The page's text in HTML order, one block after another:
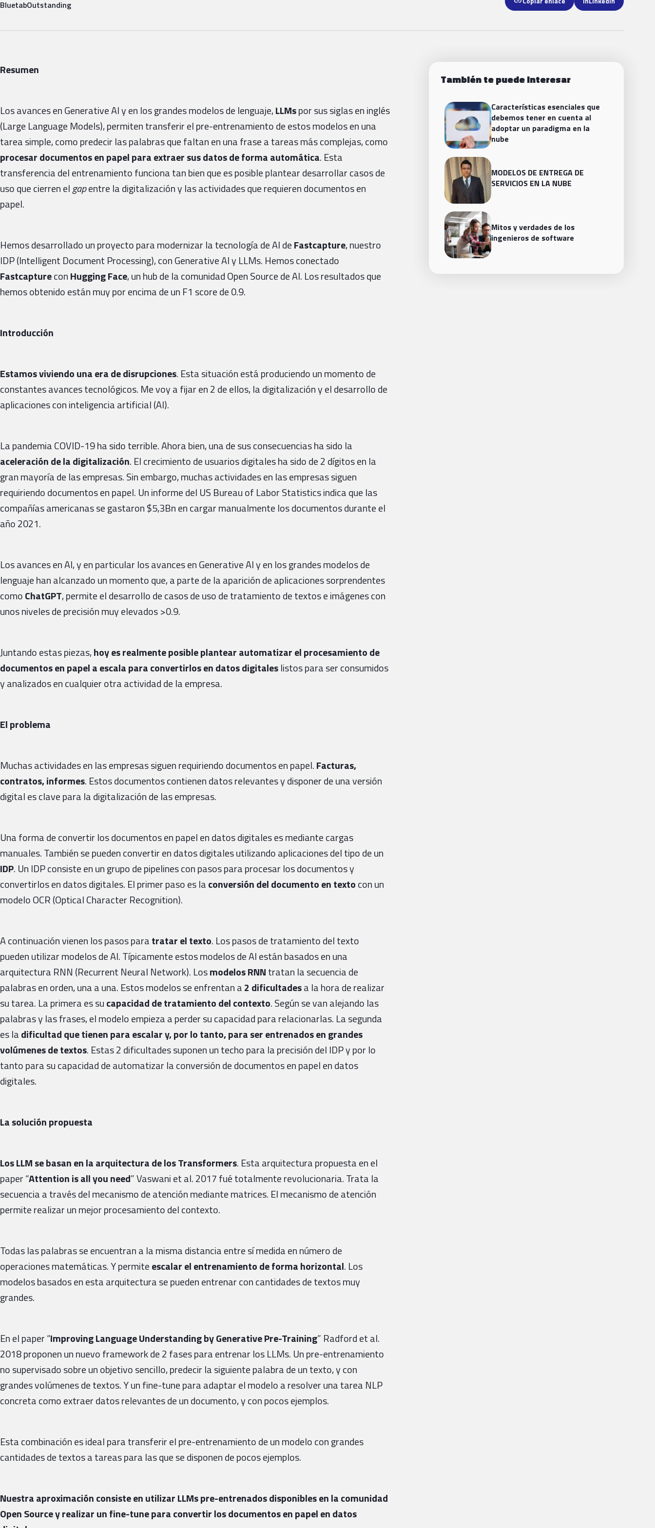
BluetabOutstanding
Resumen
Los avances en Generative AI y en los grandes modelos de lenguaje,LLMspor sus siglas en inglés
(Large Language Models), permiten transferir el pre-entrenamiento de estos modelos en una
tarea simple, como predecir las palabras que faltan en una frase a tareas más complejas, como
procesar documentos en papel para extraer sus datos de forma automática. Esta
transferencia del entrenamiento funciona tan bien que es posible plantear desarrollar casos de
uso que cierren elgapentre la digitalización y las actividades que requieren documentos en
papel.
Hemos desarrollado un proyecto para modernizar la tecnología de AI deFastcapture, nuestro
IDP (Intelligent Document Processing), con Generative AI y LLMs. Hemos conectado
FastcaptureconHugging Face, un hub de la comunidad Open Source de AI. Los resultados que
hemos obtenido están muy por encima de un F1 score de 0.9.
Introducción
Estamos viviendo una era de disrupciones. Esta situación está produciendo un momento de
constantes avances tecnológicos. Me voy a fijar en 2 de ellos, la digitalización y el desarrollo de
aplicaciones con inteligencia artificial (AI).
La pandemia COVID-19 ha sido terrible. Ahora bien, una de sus consecuencias ha sido la
aceleración de la digitalización. El crecimiento de usuarios digitales ha sido de 2 dígitos en la
gran mayoría de las empresas. Sin embargo, muchas actividades en las empresas siguen
requiriendo documentos en papel. Un informe del US Bureau of Labor Statistics indica que las
compañías americanas se gastaron $5,3Bn en cargar manualmente los documentos durante el
año 2021.
Los avances en AI, y en particular los avances en Generative AI y en los grandes modelos de
lenguaje han alcanzado un momento que, a parte de la aparición de aplicaciones sorprendentes
comoChatGPT, permite el desarrollo de casos de uso de tratamiento de textos e imágenes con
unos niveles de precisión muy elevados >0.9.
Juntando estas piezas,hoy es realmente posible plantear automatizar el procesamiento de
documentos en papel a escala para convertirlos en datos digitaleslistos para ser consumidos
y analizados en cualquier otra actividad de la empresa.
El problema
Muchas actividades en las empresas siguen requiriendo documentos en papel.Facturas,
contratos, informes. Estos documentos contienen datos relevantes y disponer de una versión
digital es clave para la digitalización de las empresas.
Una forma de convertir los documentos en papel en datos digitales es mediante cargas
manuales. También se pueden convertir en datos digitales utilizando aplicaciones del tipo de un
IDP. Un IDP consiste en un grupo de pipelines con pasos para procesar los documentos y
convertirlos en datos digitales. El primer paso es laconversión del documento en textocon un
modelo OCR (Optical Character Recognition).
A continuación vienen los pasos paratratar el texto. Los pasos de tratamiento del texto
pueden utilizar modelos de AI. Típicamente estos modelos de AI están basados en una
arquitectura RNN (Recurrent Neural Network). Losmodelos RNNtratan la secuencia de
palabras en orden, una a una. Estos modelos se enfrentan a2 dificultadesa la hora de realizar
su tarea. La primera es sucapacidad de tratamiento del contexto. Según se van alejando las
palabras y las frases, el modelo empieza a perder su capacidad para relacionarlas. La segunda
es ladificultad que tienen para escalar y, por lo tanto, para ser entrenados en grandes
volúmenes de textos. Estas 2 dificultades suponen un techo para la precisión del IDP y por lo
tanto para su capacidad de automatizar la conversión de documentos en papel en datos
digitales.
La solución propuesta
Los LLM se basan en la arquitectura de los Transformers. Esta arquitectura propuesta en el
paper “Attention is all you need” Vaswani et al. 2017 fué totalmente revolucionaria. Trata la
secuencia a través del mecanismo de atención mediante matrices. El mecanismo de atención
permite realizar un mejor procesamiento del contexto.
Todas las palabras se encuentran a la misma distancia entre sí medida en número de
operaciones matemáticas. Y permiteescalar el entrenamiento de forma horizontal. Los
modelos basados en esta arquitectura se pueden entrenar con cantidades de textos muy
grandes.
En el paper “Improving Language Understanding by Generative Pre-Training” Radford et al.
2018 proponen un nuevo framework de 2 fases para entrenar los LLMs. Un pre-entrenamiento
no supervisado sobre un objetivo sencillo, predecir la siguiente palabra de un texto, y con
grandes volúmenes de textos. Y un fine-tune para adaptar el modelo a resolver una tarea NLP
concreta como extraer datos relevantes de un documento, y con pocos ejemplos.
Esta combinación es ideal para transferir el pre-entrenamiento de un modelo con grandes
cantidades de textos a tareas para las que se disponen de pocos ejemplos.
Nuestra aproximación consiste en utilizar LLMs pre-entrenados disponibles en la comunidad
Open Source y realizar un fine-tune para convertir los documentos en papel en datos
También te puede interesar
Características esenciales que
debemos tener en cuenta al
adoptar un paradigma en la
nube
MODELOS DE ENTREGA DE
SERVICIOS EN LA NUBE
Mitos y verdades de los
ingenieros de software